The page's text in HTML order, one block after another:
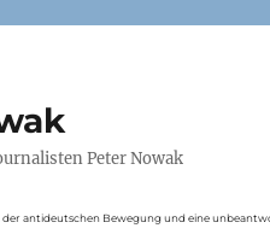
Peter Nowak
der antideutschen Bewegung und eine